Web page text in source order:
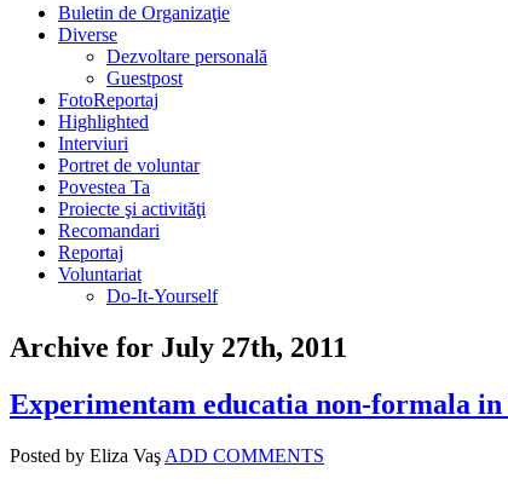
Buletin de Organizaţie
Diverse
Dezvoltare personală
Guestpost
FotoReportaj
Highlighted
Interviuri
Portret de voluntar
Povestea Ta
Proiecte şi activităţi
Recomandari
Reportaj
Voluntariat
Do-It-Yourself
Archive for July 27th, 2011
Experimentam educatia non-formala in
Posted by Eliza Vaş ADD COMMENTS